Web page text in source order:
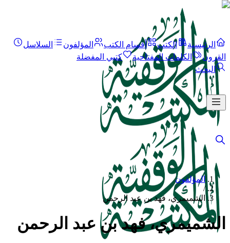
الرئيسية الكتب أقسام الكتب المؤلفون
السلاسل
القرون
الكلمات المفتاحية
كتبي المفضلة
البحث
المؤلفون
/
الشميمري، فهد بن عبد الرحمن
الشميمري، فهد بن عبد الرحمن